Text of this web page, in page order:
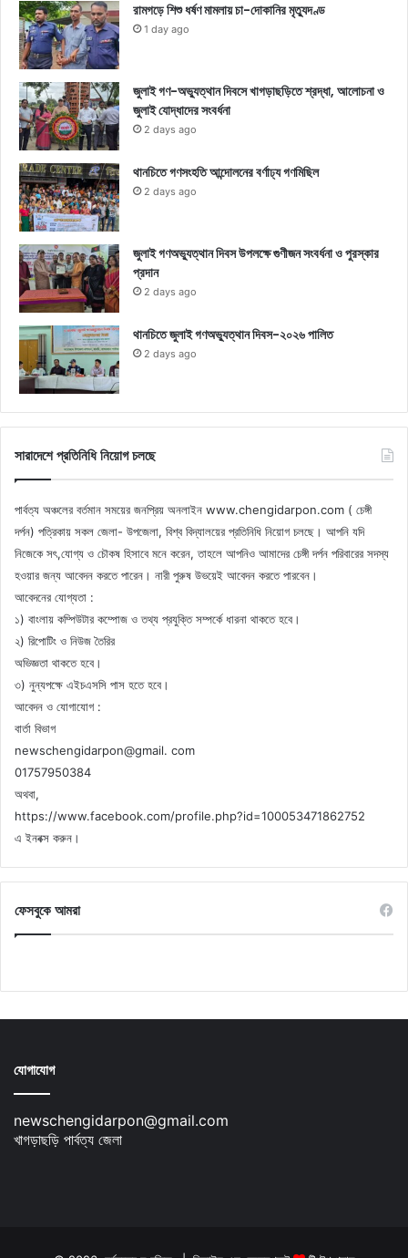
রামগড়ে শিশু ধর্ষণ মামলায় চা-দোকানির মৃত্যুদণ্ড
1 day ago
জুলাই গণ-অভ্যুত্থান দিবসে খাগড়াছড়িতে শ্রদ্ধা, আলোচনা ও
জুলাই যোদ্ধাদের সংবর্ধনা
2 days ago
থানচিতে গণসংহতি আন্দোলনের বর্ণাঢ্য গণমিছিল
2 days ago
জুলাই গণঅভ্যুত্থান দিবস উপলক্ষে গুণীজন সংবর্ধনা ও পুরস্কার
প্রদান
2 days ago
থানচিতে জুলাই গণঅভ্যুত্থান দিবস-২০২৬ পালিত
2 days ago
সারাদেশে প্রতিনিধি নিয়োগ চলছে
পার্বত্য অঞ্চলের বর্তমান সময়ের জনপ্রিয় অনলাইন www.chengidarpon.com ( চেঙ্গী
দর্পন) পত্রিকায় সকল জেলা- উপজেলা, বিশ্ব বিদ্যালয়ের প্রতিনিধি নিয়োগ চলছে। আপনি যদি
নিজেকে সৎ,যোগ্য ও চৌকষ হিসাবে মনে করেন, তাহলে আপনিও আমাদের চেঙ্গী দর্পন পরিবারের সদস্য
হওয়ার জন্য আবেদন করতে পারেন। নারী পুরুষ উভয়েই আবেদন করতে পারবেন।
আবেদনের যোগ্যতা :
১) বাংলায় কম্পিউটার কম্পোজ ও তথ্য প্রযুক্তি সম্পর্কে ধারনা থাকতে হবে।
২) রিপোটিং ও নিউজ তৈরির
অভিজ্ঞতা থাকতে হবে।
৩) নুন্যপক্ষে এইচএসসি পাস হতে হবে।
আবেদন ও যোগাযোগ :
বার্তা বিভাগ
newschengidarpon@gmail. com
01757950384
অথবা,
https://www.facebook.com/profile.php?id=100053471862752
এ ইনবক্স করুন।
ফেসবুকে আমরা
যোগাযোগ
newschengidarpon@gmail.com
খাগড়াছড়ি পার্বত্য জেলা